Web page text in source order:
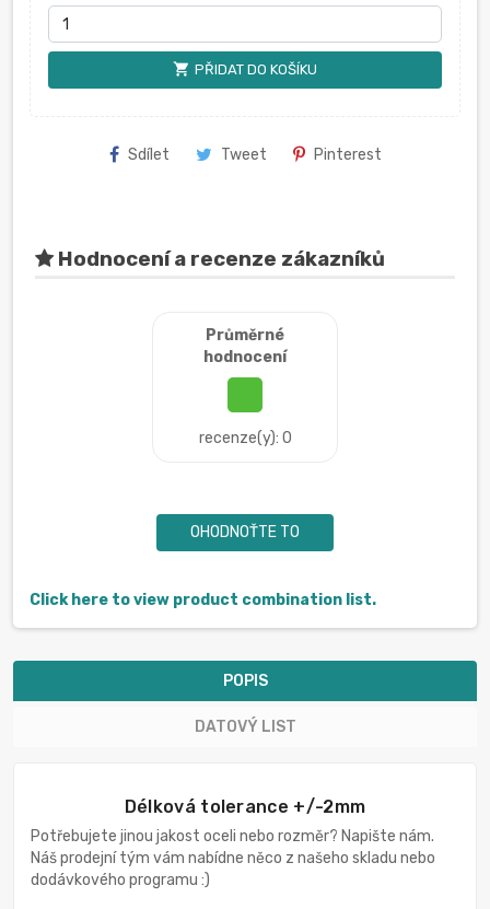
shopping_cart PŘIDAT DO KOŠÍKU
Sdílet Tweet Pinterest
Hodnocení a recenze zákazníků
Průměrné
hodnocení
recenze(y): 0
OHODNOŤTE TO
Click here to view product combination list.
POPIS
DATOVÝ LIST
Délková tolerance +/-2mm
Potřebujete jinou jakost oceli nebo rozměr? Napište nám.
Náš prodejní tým vám nabídne něco z našeho skladu nebo
dodávkového programu :)